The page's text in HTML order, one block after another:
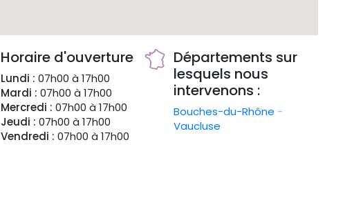
Horaire d'ouverture
Lundi : 07h00 à 17h00
Mardi : 07h00 à 17h00
Mercredi : 07h00 à 17h00
Jeudi : 07h00 à 17h00
Vendredi : 07h00 à 17h00
Départements sur
lesquels nous
intervenons :
Bouches-du-Rhône -
Vaucluse